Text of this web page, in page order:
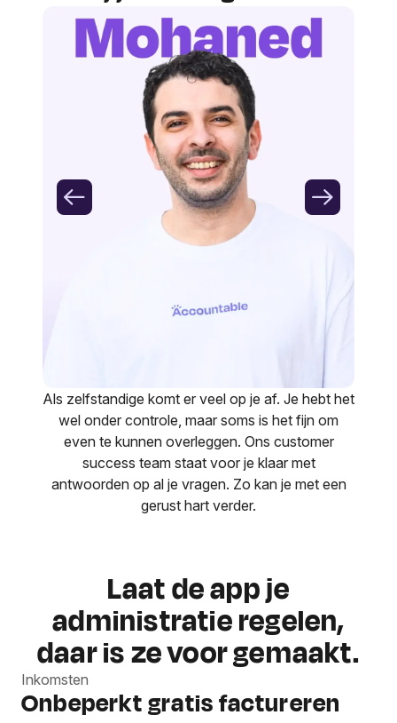
Als zelfstandige komt er veel op je af. Je hebt het
wel onder controle, maar soms is het fijn om
even te kunnen overleggen. Ons customer
success team staat voor je klaar met
antwoorden op al je vragen. Zo kan je met een
gerust hart verder.
Laat de app je
administratie regelen,
daar is ze voor gemaakt.
Inkomsten
Onbeperkt gratis factureren